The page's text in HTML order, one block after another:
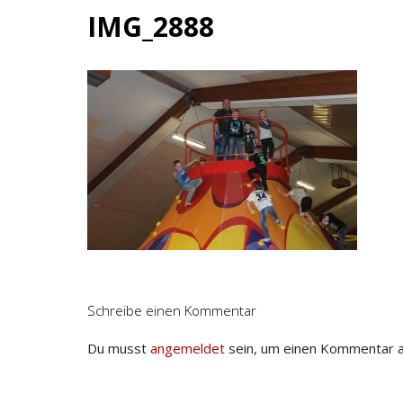
IMG_2888
Schreibe einen Kommentar
Du musst angemeldet sein, um einen Kommentar